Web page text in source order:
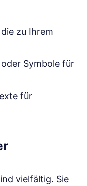
zu Ihrem
Symbole für
für
vielfältig. Sie